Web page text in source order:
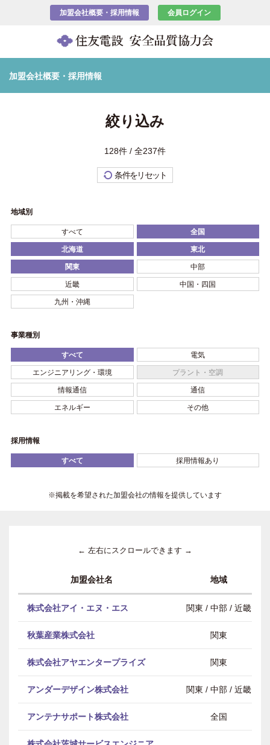
加盟会社概要・採用情報 会員ログイン
加盟会社概要・採用情報
絞り込み
128件 / 全237件
条件をリセット
地域別
すべて 全国
北海道 東北
関東 中部
近畿 中国・四国
九州・沖縄
事業種別
すべて 電気
エンジニアリング・環境 プラント・空調
情報通信 通信
エネルギー その他
採用情報
すべて 採用情報あり
※掲載を希望された加盟会社の情報を提供しています
← 左右にスクロールできます →
加盟会社名 地域
株式会社アイ・エヌ・エス 関東 / 中部 / 近畿
秋葉産業株式会社 関東
株式会社アヤエンタープライズ 関東
アンダーデザイン株式会社 関東 / 中部 / 近畿
アンテナサポート株式会社 全国